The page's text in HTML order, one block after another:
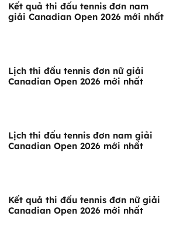
Kết quả thi đấu tennis đơn nam
giải Canadian Open 2026 mới nhất
Lịch thi đấu tennis đơn nữ giải
Canadian Open 2026 mới nhất
Lịch thi đấu tennis đơn nam giải
Canadian Open 2026 mới nhất
Kết quả thi đấu tennis đơn nữ giải
Canadian Open 2026 mới nhất